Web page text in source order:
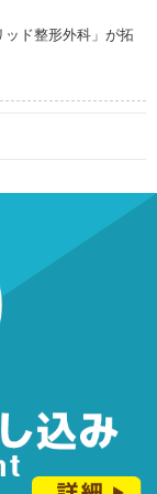
ド整形外科」が拓